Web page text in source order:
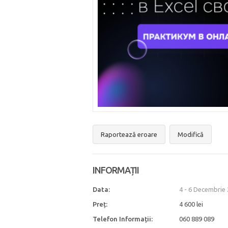
Raportează eroare Modifică
INFORMAȚII
Data: 4 - 6 Decembrie
Preț: 4 600 lei
Telefon Informații: 060 889 089